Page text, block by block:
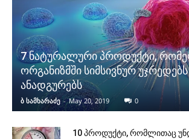
7 ნატურალური პროდუქტი,
ორგანიზმში სიმსივნურ უჯრედებს
ანადგურებს
ბ სამხარაძე - May 20, 2019 0
10 პროდუქტი, რომლითაც